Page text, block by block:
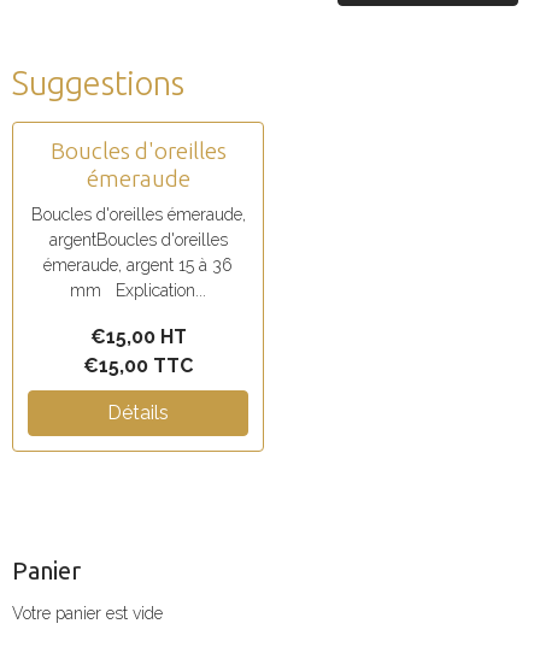
Suggestions
Boucles d'oreilles
émeraude
Boucles d'oreilles émeraude,
argentBoucles d'oreilles
émeraude, argent 15 à 36
mm Explication...
€15,00 HT
€15,00 TTC
Détails
Panier
Votre panier est vide